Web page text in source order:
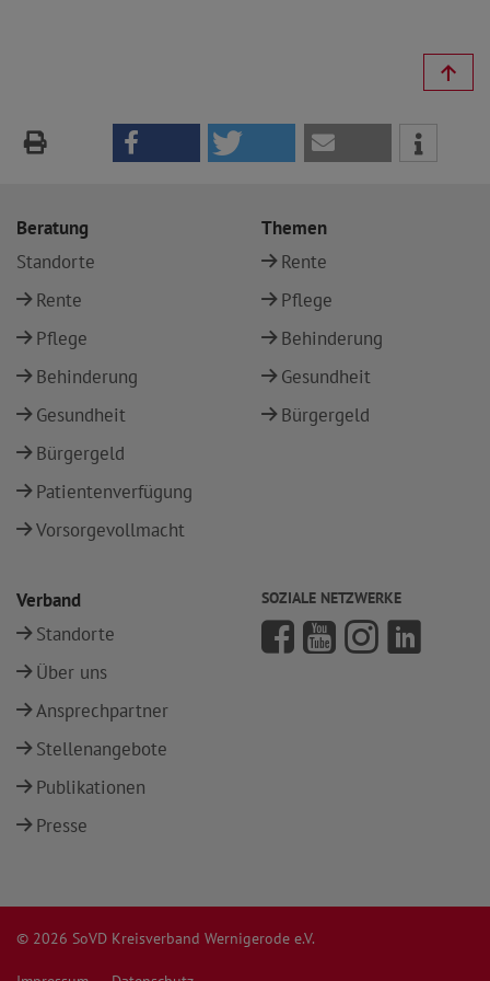
Beratung
Standorte
Rente
Pflege
Behinderung
Gesundheit
Bürgergeld
Patientenverfügung
Vorsorgevollmacht
Themen
Rente
Pflege
Behinderung
Gesundheit
Bürgergeld
Verband
Standorte
Über uns
Ansprechpartner
Stellenangebote
Publikationen
Presse
SOZIALE NETZWERKE
© 2026 SoVD Kreisverband Wernigerode e.V.